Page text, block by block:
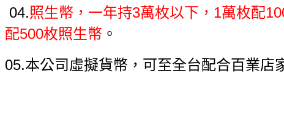
04.照生幣，一年持3萬枚以下，1萬枚配
配500枚照生幣 。
05.本公司虛擬貨幣，可至全台配合百業店